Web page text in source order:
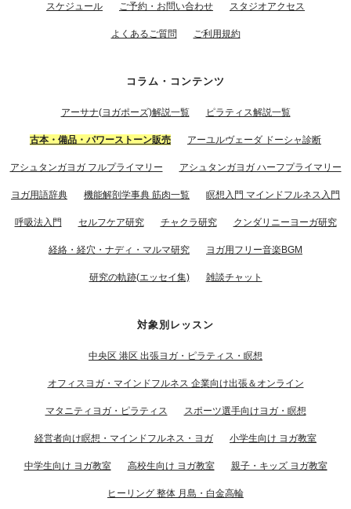
スケジュール ご予約・お問い合わせ スタジオアクセス
よくあるご質問 ご利用規約
コラム・コンテンツ
アーサナ(ヨガポーズ)解説一覧 ピラティス解説一覧
古本・備品・パワーストーン販売 アーユルヴェーダ ドーシャ診断
アシュタンガヨガ フルプライマリー アシュタンガヨガ ハーフプライマリー
ヨガ用語辞典 機能解剖学事典 筋肉一覧 瞑想入門 マインドフルネス入門
呼吸法入門 セルフケア研究 チャクラ研究 クンダリニーヨーガ研究
経絡・経穴・ナディ・マルマ研究 ヨガ用フリー音楽BGM
研究の軌跡(エッセイ集) 雑談チャット
対象別レッスン
中央区 港区 出張ヨガ・ピラティス・瞑想
オフィスヨガ・マインドフルネス 企業向け出張＆オンライン
マタニティヨガ・ピラティス スポーツ選手向けヨガ・瞑想
経営者向け瞑想・マインドフルネス・ヨガ 小学生向け ヨガ教室
中学生向け ヨガ教室 高校生向け ヨガ教室 親子・キッズ ヨガ教室
ヒーリング 整体 月島・白金高輪